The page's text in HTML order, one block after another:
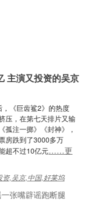
主演又投资的吴京
《巨齿鲨2》的热度
压，在第七天排片又输
孤注一掷》《封神》，
房跌到了3000多万
超不过10亿元……更
资,吴京,中国,好莱坞